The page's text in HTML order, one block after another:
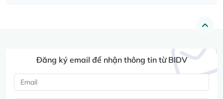
Đăng ký email để nhận thông tin từ BIDV